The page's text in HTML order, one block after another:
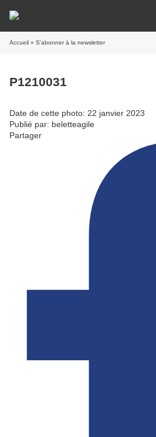
Accueil » S'abonner à la newsletter
P1210031
Date de cette photo: 22 janvier 2023
Publié par: beletteagile
Partager